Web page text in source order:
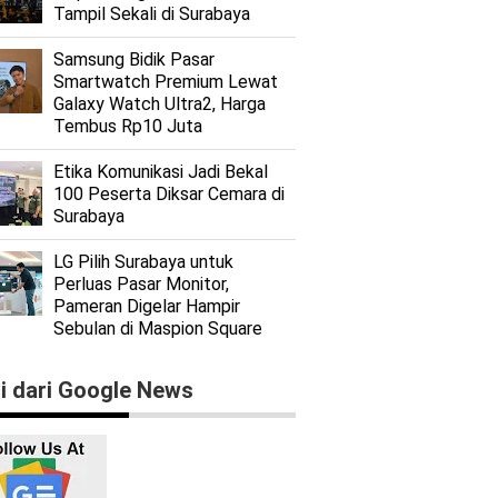
Tampil Sekali di Surabaya
Samsung Bidik Pasar
Smartwatch Premium Lewat
Galaxy Watch Ultra2, Harga
Tembus Rp10 Juta
Etika Komunikasi Jadi Bekal
100 Peserta Diksar Cemara di
Surabaya
LG Pilih Surabaya untuk
Perluas Pasar Monitor,
Pameran Digelar Hampir
Sebulan di Maspion Square
dari Google News